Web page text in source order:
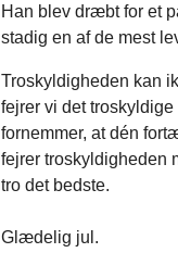
Han blev dræbt for et
stadig en af de mest
Troskyldigheden kan
fejrer vi det
fornemmer, at dén
fejrer troskyldigheden
tro det bedste.
Glædelig jul.